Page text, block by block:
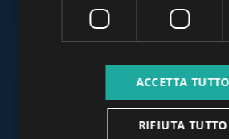
www.budapestoffices.net
ACCETTA TUTTO
RIFIUTA TUTTO